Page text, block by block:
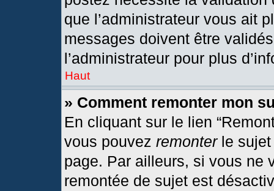
que l’administrateur vous ait
messages doivent être
l’administrateur pour plus
Haut
» Comment remonter mon
En cliquant sur le lien
vous pouvez remonterle sujet
page. Par ailleurs, si vous ne
remontée de sujet est